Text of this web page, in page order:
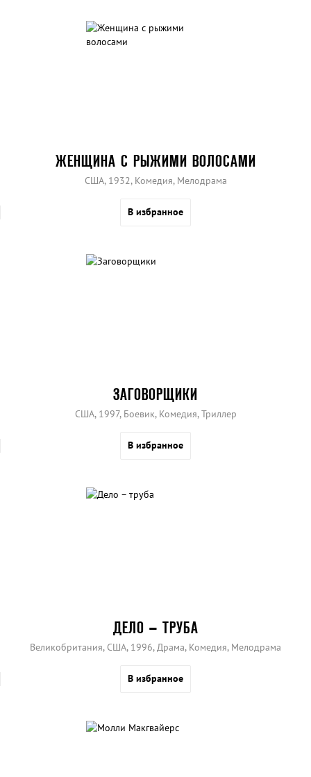
ЖЕНЩИНА С РЫЖИМИ ВОЛОСАМИ
США, 1932, Комедия, Мелодрама
В избранное
ЗАГОВОРЩИКИ
США, 1997, Боевик, Комедия, Триллер
В избранное
ДЕЛО – ТРУБА
Великобритания, США, 1996, Драма, Комедия, Мелодрама
В избранное